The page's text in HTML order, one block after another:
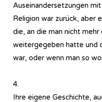
Auseinandersetzungen
Religion war zurück, aber
die, an die man nicht
weitergegeben hatte und
war, oder wenn man so
4.
Ihre eigene Geschichte,